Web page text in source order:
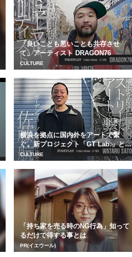
「良いことも悪いことも共存させ
て」アーティスト DRAGON76
CULTURE
横浜を拠点に国内外をアートで繋
ぐ。新プロジェクト「GT Lab.」と
は？ガーデン...
CULTURE
「持ち家を売る時のNG行為」知って
るだけで得する事とは
PR(イエウール)